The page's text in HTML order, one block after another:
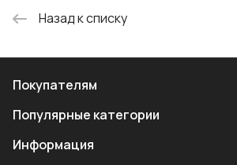
Назад к списку
Покупателям
Популярные категории
Информация